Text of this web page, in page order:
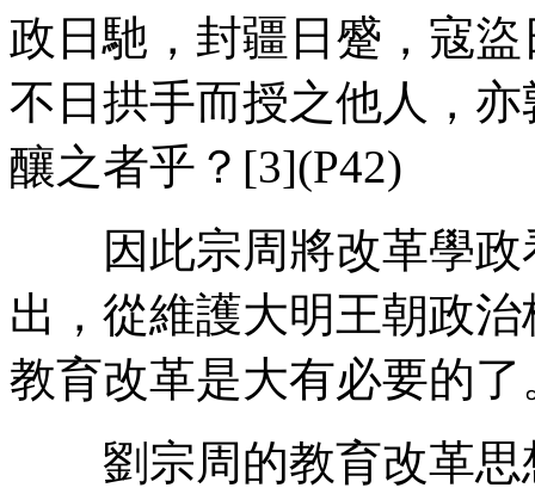
政日馳，封疆日蹙，寇
不日拱手而授之他人，
釀之者乎？[3](P42)
因此宗周將改革學政
出，從維護大明王朝政
教育改革是大有必要的了
劉宗周的教育改革思